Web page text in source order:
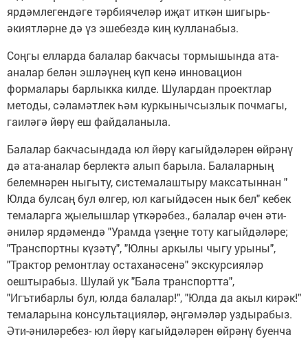
ярдәмлегендәге тәрбиячеләр иҗат иткән шигырь-
әкиятләрне дә үз эшебездә киң кулланабыз.
Соңгы елларда балалар бакчасы тормышында ата-
аналар белән эшләүнең күп кенә инновацион
формалары барлыкка килде. Шулардан проектлар
методы, сәламәтлек һәм куркынычсызлык почмагы,
гаиләгә йөрү еш файдаланыла.
Балалар бакчасындада юл йөрү кагыйдәләрен өйрәнү
дә ата-аналар берлектә алып барыла. Балаларның
белемнәрен ныгыту, системалаштыру максатыннан "
Юлда булсаң бул өлгер, юл кагыйдәсен нык бел" кебек
темаларга җыелышлар үткәрәбез., балалар өчен әти-
әниләр ярдәмендә "Урамда үзеңне тоту кагыйдәләре;
"Транспортны күзәтү", "Юлны аркылы чыгу урыны",
"Трактор ремонтлау остаханәсенә" экскурсияләр
оештырабыз. Шулай ук "Бала транспортта",
"Игътибарлы бул, юлда балалар!", "Юлда да акыл кирәк!"
темаларына консультацияләр, әңгәмәләр уздырабыз.
Әти-әниләребез- юл йөрү кагыйдәләрен өйрәнү буенча